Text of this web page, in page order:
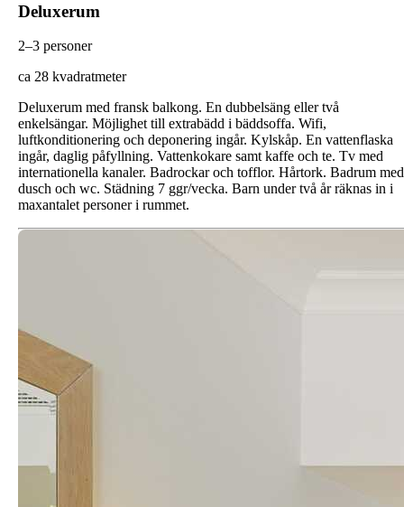
Deluxerum
2–3 personer
ca 28 kvadratmeter
Deluxerum med fransk balkong. En dubbelsäng eller två
enkelsängar. Möjlighet till extrabädd i bäddsoffa. Wifi,
luftkonditionering och deponering ingår. Kylskåp. En vattenflaska
ingår, daglig påfyllning. Vattenkokare samt kaffe och te. Tv med
internationella kanaler. Badrockar och tofflor. Hårtork. Badrum med
dusch och wc. Städning 7 ggr/vecka. Barn under två år räknas in i
maxantalet personer i rummet.